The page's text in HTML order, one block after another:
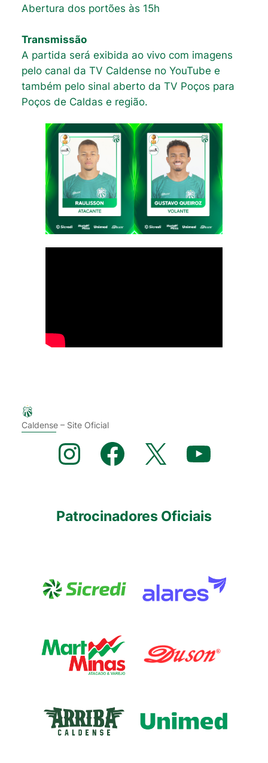
Abertura dos portões às 15h
Transmissão
A partida será exibida ao vivo com imagens
pelo canal da TV Caldense no YouTube e
também pelo sinal aberto da TV Poços para
Poços de Caldas e região.
Caldense – Site Oficial
Instagram Facebook X YouTube
Patrocinadores Oficiais